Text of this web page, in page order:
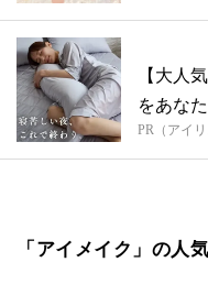
【大人
をあなた
PR（アイリ
「アイメイク」の人